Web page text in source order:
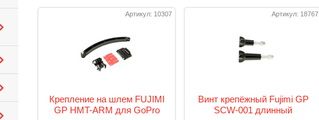
Артикул: 10307
Крепление на шлем FUJIMI
GP HMT-ARM для GoPro
Артикул: 18767
Винт крепёжный Fujimi GP
SCW-001 длинный